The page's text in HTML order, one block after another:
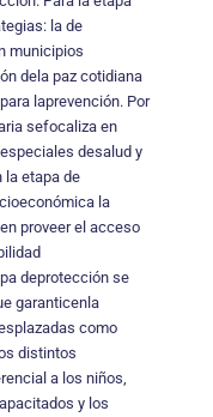
la de
municipios
dela paz cotidiana
laprevención. Por
sefocaliza en
desalud y
la etapa de
la
proveer el acceso
deprotección se
garanticenla
como
distintos
a los niños,
y los